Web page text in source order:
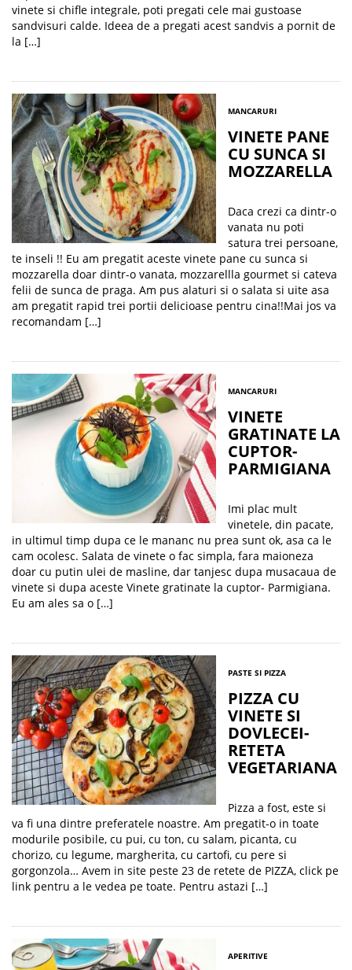
vinete si chifle integrale, poti pregati cele mai gustoase
sandvisuri calde. Ideea de a pregati acest sandvis a pornit de
la […]
MANCARURI
VINETE PANE
CU SUNCA SI
MOZZARELLA
Daca crezi ca dintr-o
vanata nu poti
satura trei persoane,
te inseli !! Eu am pregatit aceste vinete pane cu sunca si
mozzarella doar dintr-o vanata, mozzarellla gourmet si cateva
felii de sunca de praga. Am pus alaturi si o salata si uite asa
am pregatit rapid trei portii delicioase pentru cina!!Mai jos va
recomandam […]
MANCARURI
VINETE
GRATINATE LA
CUPTOR-
PARMIGIANA
Imi plac mult
vinetele, din pacate,
in ultimul timp dupa ce le mananc nu prea sunt ok, asa ca le
cam ocolesc. Salata de vinete o fac simpla, fara maioneza
doar cu putin ulei de masline, dar tanjesc dupa musacaua de
vinete si dupa aceste Vinete gratinate la cuptor- Parmigiana.
Eu am ales sa o […]
PASTE SI PIZZA
PIZZA CU
VINETE SI
DOVLECEI-
RETETA
VEGETARIANA
Pizza a fost, este si
va fi una dintre preferatele noastre. Am pregatit-o in toate
modurile posibile, cu pui, cu ton, cu salam, picanta, cu
chorizo, cu legume, margherita, cu cartofi, cu pere si
gorgonzola… Avem in site peste 23 de retete de PIZZA, click pe
link pentru a le vedea pe toate. Pentru astazi […]
APERITIVE